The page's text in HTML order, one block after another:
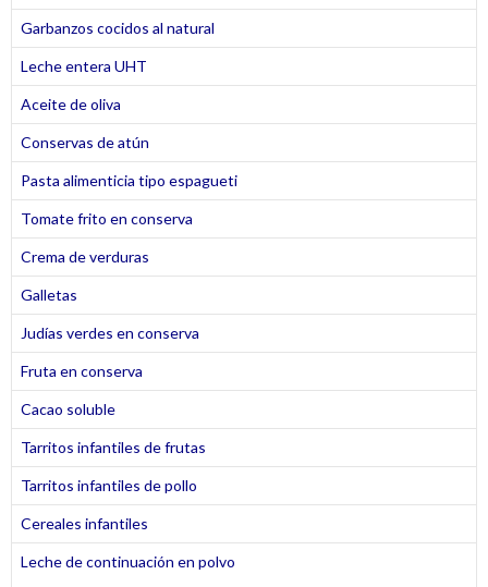
Garbanzos cocidos al natural
Leche entera UHT
Aceite de oliva
Conservas de atún
Pasta alimenticia tipo espagueti
Tomate frito en conserva
Crema de verduras
Galletas
Judías verdes en conserva
Fruta en conserva
Cacao soluble
Tarritos infantiles de frutas
Tarritos infantiles de pollo
Cereales infantiles
Leche de continuación en polvo